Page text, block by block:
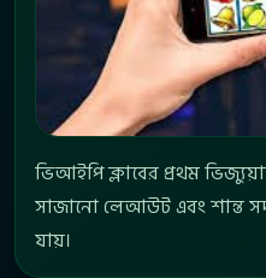
ভিআইপি ক্লাবের প্রথম
সাজানো লেআউট এবং শান্ত
যায়।